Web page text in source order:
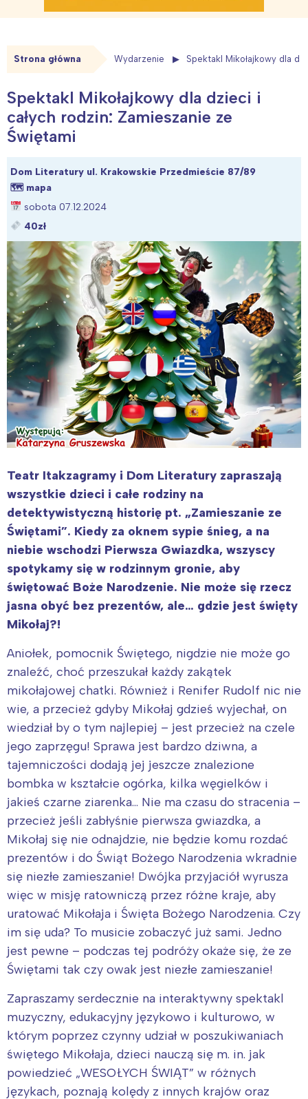
Strona główna Wydarzenie Spektakl Mikołajkowy dla
Spektakl Mikołajkowy dla dzieci i
całych rodzin: Zamieszanie ze
Świętami
Dom Literatury ul. Krakowskie Przedmieście 87/89
🗺 mapa
sobota 07.12.2024
40zł
Teatr Itakzagramy i Dom Literatury zapraszają
wszystkie dzieci i całe rodziny na
detektywistyczną historię pt. „Zamieszanie ze
Świętami”. Kiedy za oknem sypie śnieg, a na
niebie wschodzi Pierwsza Gwiazdka, wszyscy
spotykamy się w rodzinnym gronie, aby
świętować Boże Narodzenie. Nie może się rzecz
jasna obyć bez prezentów, ale… gdzie jest święty
Mikołaj?!
Aniołek, pomocnik Świętego, nigdzie nie może go
znaleźć, choć przeszukał każdy zakątek
mikołajowej chatki. Również i Renifer Rudolf nic nie
wie, a przecież gdyby Mikołaj gdzieś wyjechał, on
wiedział by o tym najlepiej – jest przecież na czele
jego zaprzęgu! Sprawa jest bardzo dziwna, a
tajemniczości dodają jej jeszcze znalezione
bombka w kształcie ogórka, kilka węgielków i
jakieś czarne ziarenka… Nie ma czasu do stracenia –
przecież jeśli zabłyśnie pierwsza gwiazdka, a
Mikołaj się nie odnajdzie, nie będzie komu rozdać
prezentów i do Świąt Bożego Narodzenia wkradnie
się niezłe zamieszanie! Dwójka przyjaciół wyrusza
więc w misję ratowniczą przez różne kraje, aby
uratować Mikołaja i Święta Bożego Narodzenia. Czy
im się uda? To musicie zobaczyć już sami. Jedno
jest pewne – podczas tej podróży okaże się, że ze
Świętami tak czy owak jest niezłe zamieszanie!
Zapraszamy serdecznie na interaktywny spektakl
muzyczny, edukacyjny językowo i kulturowo, w
którym poprzez czynny udział w poszukiwaniach
świętego Mikołaja, dzieci nauczą się m. in. jak
powiedzieć „WESOŁYCH ŚWIĄT” w różnych
językach, poznają kolędy z innych krajów oraz